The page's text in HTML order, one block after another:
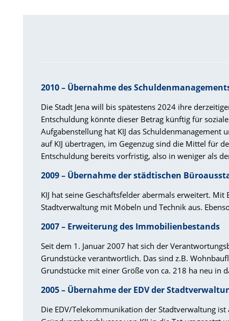
2010 – Übernahme des
Die Stadt Jena will bis spätestens 2024 ihre
Entschuldung könnte dieser Betrag künftig für
Aufgabenstellung hat KIJ das
auf KIJ übertragen, im Gegenzug sind die Mittel für
Entschuldung bereits vorfristig, also in weniger als
2009 – Übernahme der städtischen
KIJ hat seine Geschäftsfelder abermals erweitert.
Stadtverwaltung mit Möbeln und Technik aus.
2007 – Erweiterung des Immobilienbestands
Seit dem 1. Januar 2007 hat sich der
Grundstücke verantwortlich. Das sind z.B.
Grundstücke mit einer Größe von ca. 218 ha neu in
2005 – Übernahme der EDV der
Die EDV/Telekommunikation der Stadtverwaltung